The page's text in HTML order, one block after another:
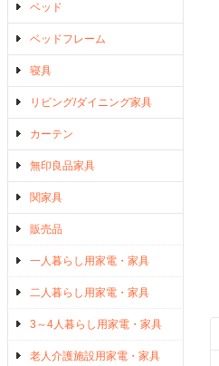
ベッド
ベッドフレーム
寝具
リビング/ダイニング家具
カーテン
無印良品家具
関家具
販売品
一人暮らし用家電・家具
二人暮らし用家電・家具
3～4人暮らし用家電・家具
老人介護施設用家電・家具